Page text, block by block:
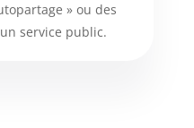
» ou des
service public.